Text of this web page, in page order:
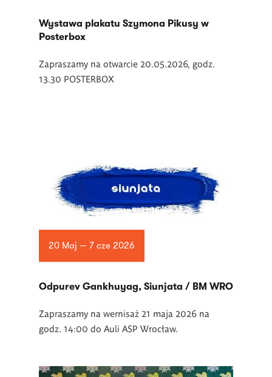
Wystawa plakatu Szymona Pikusy w
Posterbox
Zapraszamy na otwarcie 20.05.2026, godz.
13.30 POSTERBOX
20 Maj — 7 cze 2026
Odpurev Gankhuyag, Siunjata / BM WRO
Zapraszamy na wernisaż 21 maja 2026 na
godz. 14:00 do Auli ASP Wrocław.